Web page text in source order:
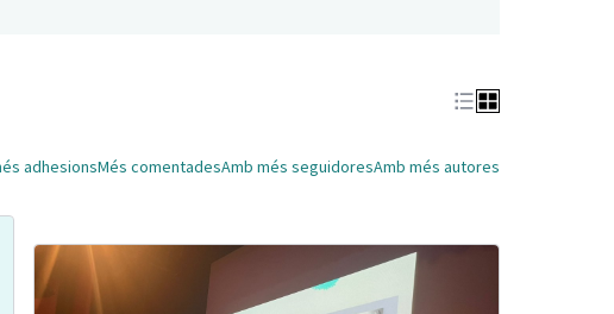
adhesionsMés comentadesAmb més seguidoresAmb més autores